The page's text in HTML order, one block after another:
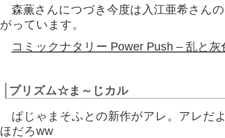
森薫さんにつづき今度は入江亜希さん
がっています。
コミックナタリー Power Push – 乱と灰
プリズム☆ま～じカル
ぱじゃまそふとの新作がアレ。アレだ
ほだろww